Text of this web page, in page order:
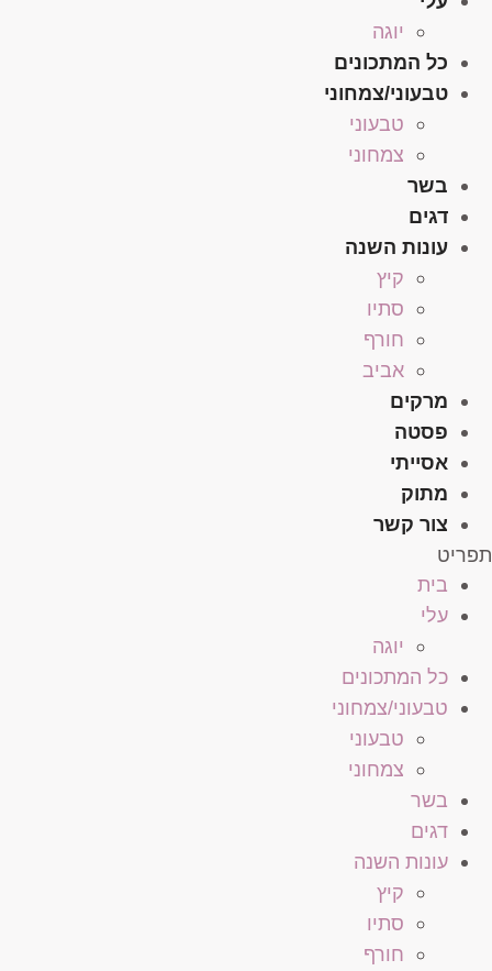
יוגה
כל המתכונים
טבעוני/צמחוני
טבעוני
צמחוני
בשר
דגים
עונות השנה
קיץ
סתיו
חורף
אביב
מרקים
פסטה
אסייתי
מתוק
צור קשר
תפריט
בית
עלי
יוגה
כל המתכונים
טבעוני/צמחוני
טבעוני
צמחוני
בשר
דגים
עונות השנה
קיץ
סתיו
חורף